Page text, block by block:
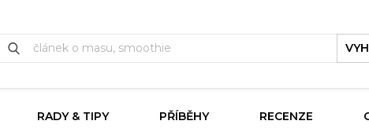
RADY & TIPY PŘÍBĚHY RECENZE